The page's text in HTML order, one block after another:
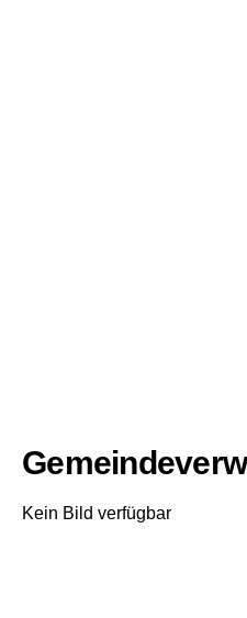
Kein Bild verfügbar